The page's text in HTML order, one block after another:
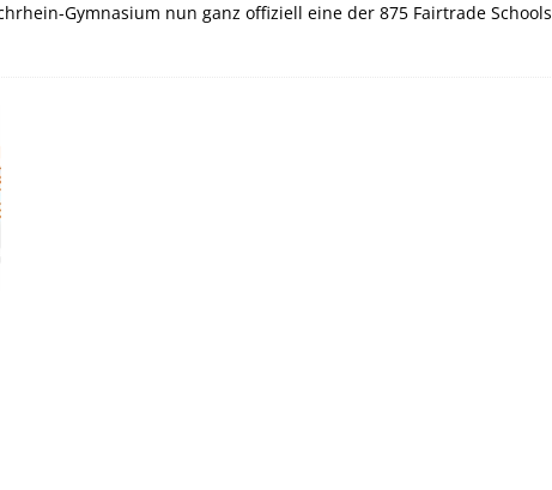
Gymnasium nun ganz offiziell eine der 875 Fairtrade Schools